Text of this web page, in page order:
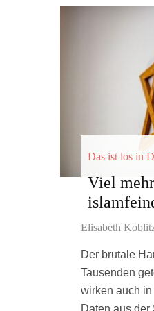
Das ist los in
Viel
Elisabeth
Der brutale
Tausenden
wirken auch
Daten aus der